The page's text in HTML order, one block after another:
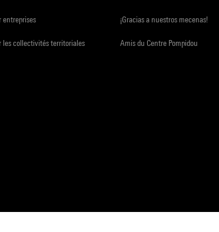
entreprises
les collectivités territoriales
¡Gracias a nuestros mecenas!
Amis du Centre Pompidou